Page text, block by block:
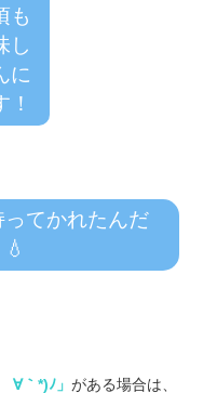
も
し
に
ってかれたんだ
｀*)ﾉ」 がある場合は、